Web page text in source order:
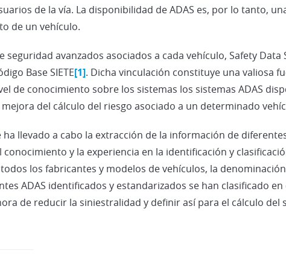
de la vía. La disponibilidad de ADAS es, por lo tanto,
de un vehículo.
seguridad avanzados asociados a cada vehículo, Safety
Base SIETE[1]. Dicha vinculación constituye una valiosa
de conocimiento sobre los sistemas los sistemas ADAS
del cálculo del riesgo asociado a un determinado
ha llevado a cabo la extracción de la información de
y la experiencia en la identificación y
los fabricantes y modelos de vehículos, la
ADAS identificados y estandarizados se han clasificado
de reducir la siniestralidad y definir así para el cálculo del